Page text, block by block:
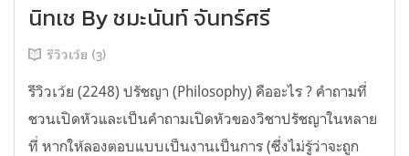
นิทเช By ชมะนันท์ จันทร์ศรี
รีวิวเว้ย (3)
รีวิวเว้ย (2248) ปรัชญา (Philosophy) คืออะไร ? คำถามที่
ชวนเปิดหัวและเป็นคำถามเปิดหัวของวิชาปรัชญาในหลาย
ที่ หากให้ลองตอบแบบเป็นงานเป็นการ (ซึ่งไม่รู้ว่าจะถูก